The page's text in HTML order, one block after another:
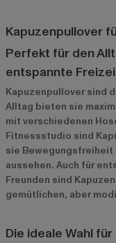
Kapuzenpullover
Perfekt für den
entspannte
Kapuzenpullover sind
Alltag bieten sie
mit verschiedenen
Fitnessstudio sind
sie
aussehen. Auch für
Freunden sind
gemütlichen, aber
Die ideale Wahl